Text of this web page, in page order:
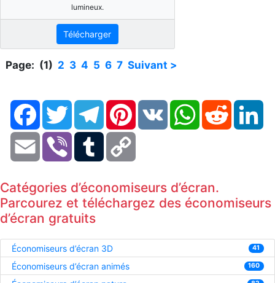
lumineux.
Télécharger
Page: (1) 2 3 4 5 6 7 Suivant >
FacebookTwitter TelegramPinterestVK WhatsAppReddit
Email Viber Tumblr
Catégories d’économiseurs d’écran.
Parcourez et téléchargez des économiseurs
d’écran gratuits
Économiseurs d’écran 3D 41
Économiseurs d’écran animés 160